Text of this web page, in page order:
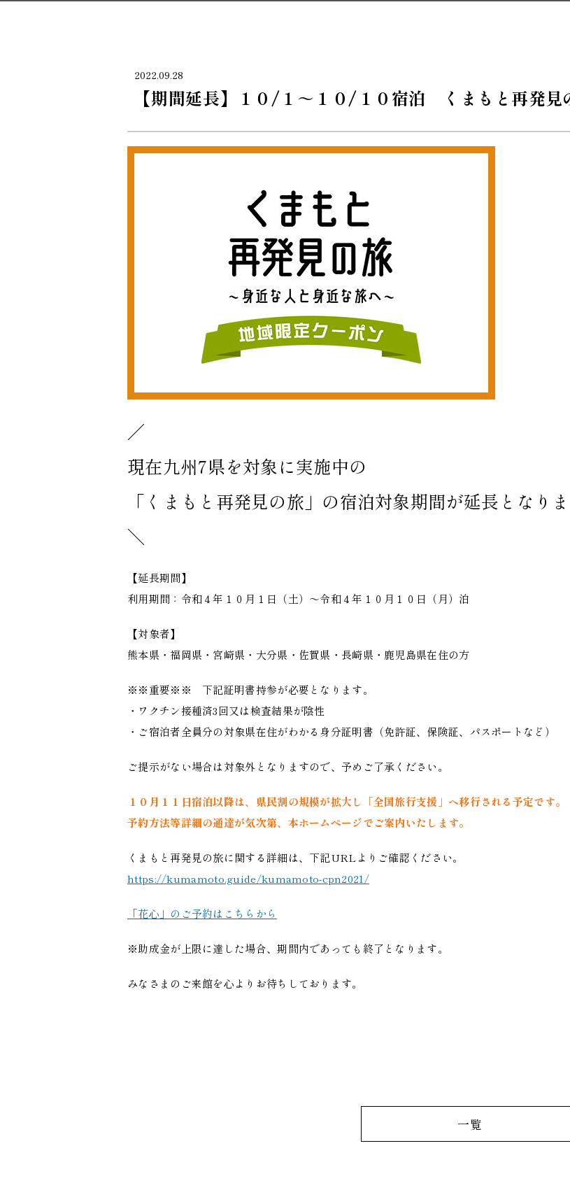
2022.09.28
【期間延長】１０/１～１０/１０宿泊 くまもと再発見
／
現在九州7県を対象に実施中の
「くまもと再発見の旅」の宿泊対象期間が延長となり
＼
【延長期間】
利用期間：令和４年１０月１日（土）～令和４年１０月１０日（月）泊
【対象者】
熊本県・福岡県・宮崎県・大分県・佐賀県・長崎県・鹿児島県在住の方
※※重要※※ 下記証明書持参が必要となります。
・ワクチン接種済3回又は検査結果が陰性
・ご宿泊者全員分の対象県在住がわかる身分証明書（免許証、保険証、パスポートなど）
ご提示がない場合は対象外となりますので、予めご了承ください。
１０月１１日宿泊以降は、県民割の規模が拡大し「全国旅行支援」へ移行される予定です。
予約方法等詳細の通達が気次第、本ホームページでご案内いたします。
くまもと再発見の旅に関する詳細は、下記URLよりご確認ください。
https://kumamoto.guide/kumamoto-cpn2021/
「花心」のご予約はこちらから
※助成金が上限に達した場合、期間内であっても終了となります。
みなさまのご来館を心よりお待ちしております。
一覧